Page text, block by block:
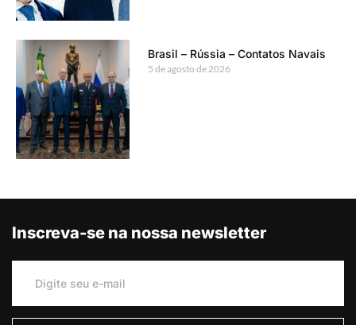
Brasil – Rússia – Contatos Navais
5 de agosto de 2026
Inscreva-se na nossa newsletter